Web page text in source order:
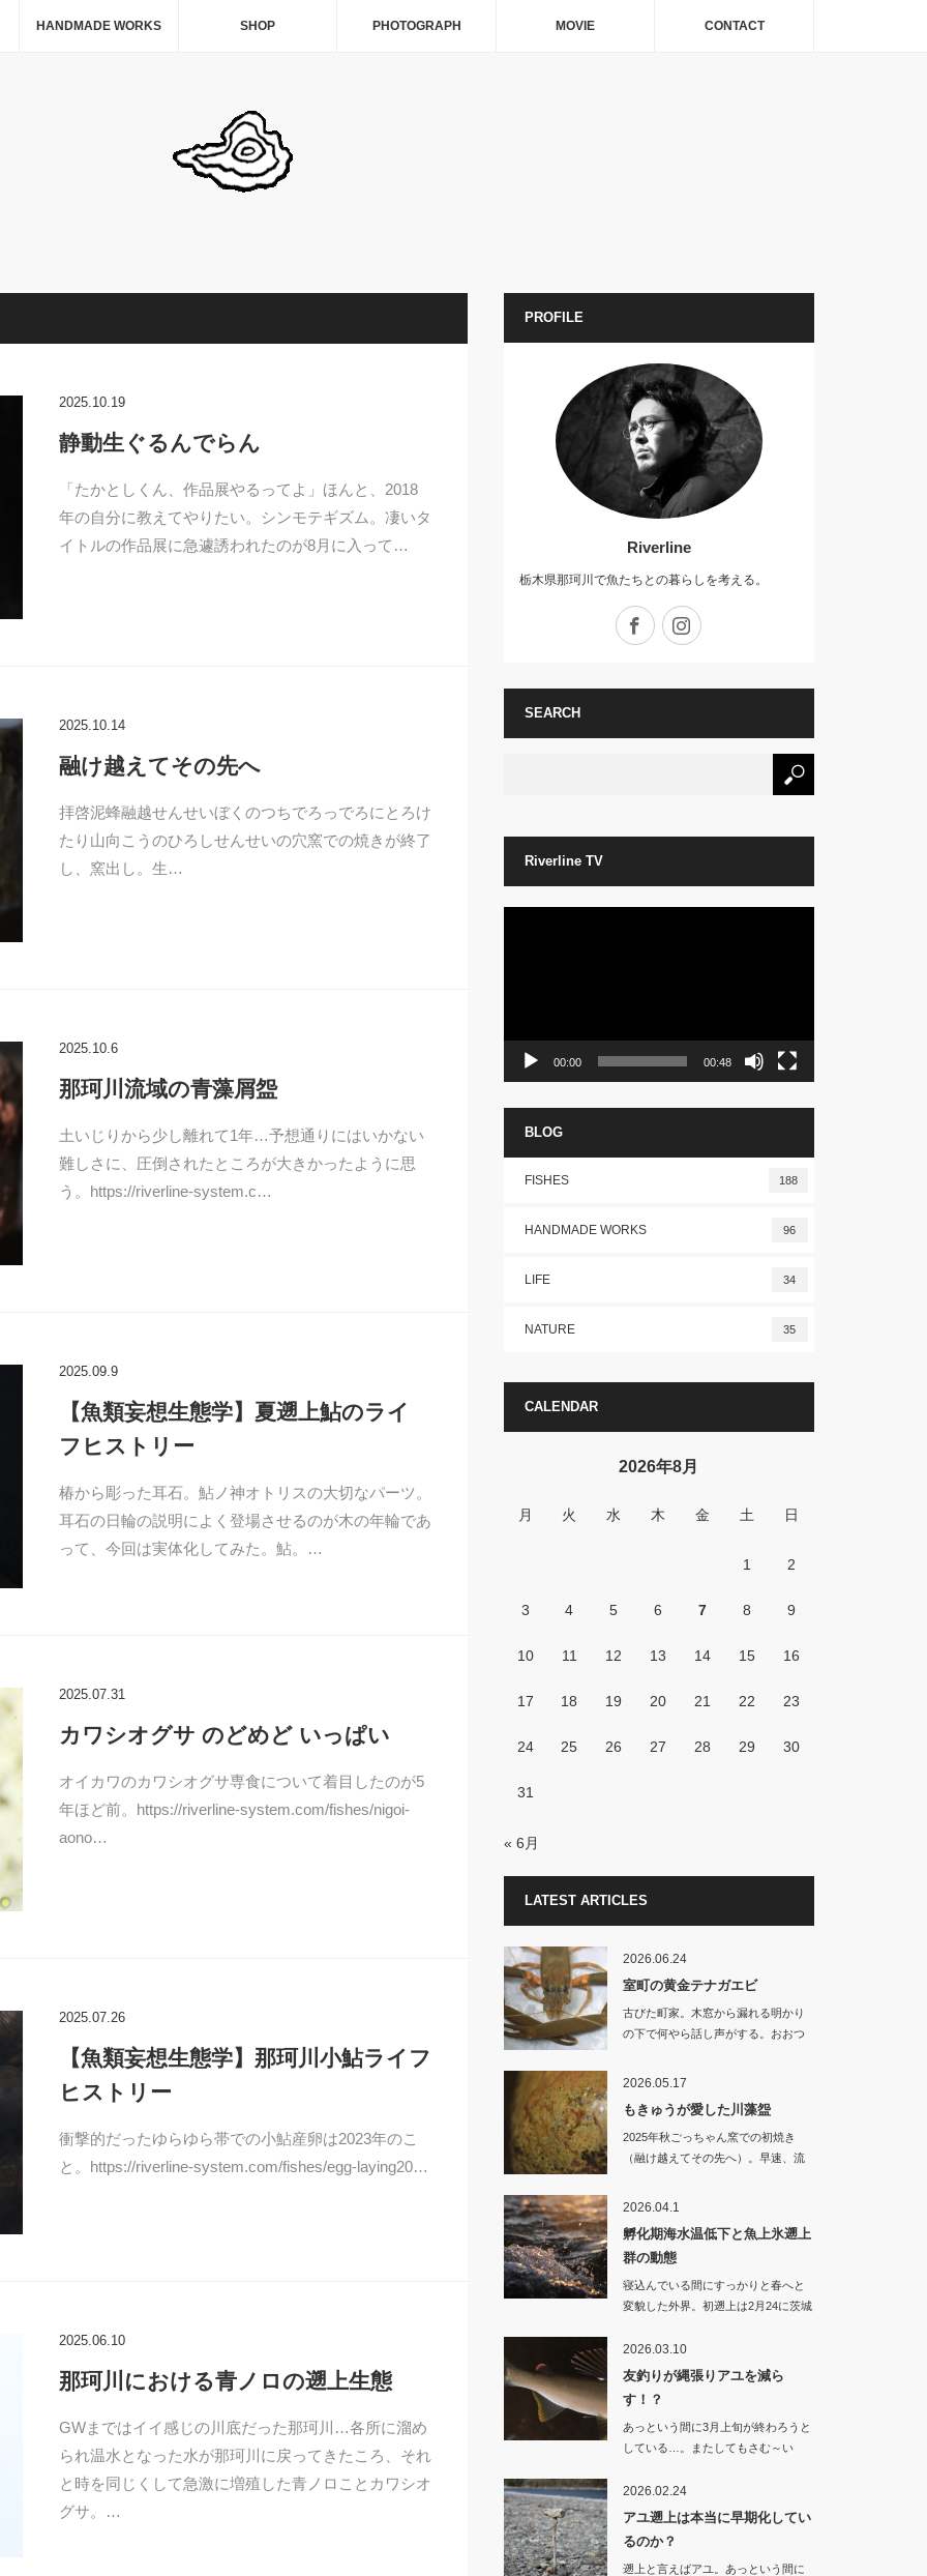
HANDMADE WORKS SHOP PHOTOGRAPH MOVIE CONTACT
2025.10.19
静動生ぐるんでらん
「たかとしくん、作品展やるってよ」ほんと、2018
年の自分に教えてやりたい。シンモテギズム。凄いタ
イトルの作品展に急遽誘われたのが8月に入って…
2025.10.14
融け越えてその先へ
拝啓泥蜂融越せんせいぼくのつちでろっでろにとろけ
たり山向こうのひろしせんせいの穴窯での焼きが終了
し、窯出し。生…
2025.10.6
那珂川流域の青藻屑盌
土いじりから少し離れて1年…予想通りにはいかない
難しさに、圧倒されたところが大きかったように思
う。https://riverline-system.c…
2025.09.9
【魚類妄想生態学】夏遡上鮎のライ
フヒストリー
椿から彫った耳石。鮎ノ神オトリスの大切なパーツ。
耳石の日輪の説明によく登場させるのが木の年輪であ
って、今回は実体化してみた。鮎。…
2025.07.31
カワシオグサ のどめど いっぱい
オイカワのカワシオグサ専食について着目したのが5
年ほど前。https://riverline-system.com/fishes/nigoi-
aono…
2025.07.26
【魚類妄想生態学】那珂川小鮎ライフ
ヒストリー
衝撃的だったゆらゆら帯での小鮎産卵は2023年のこ
と。https://riverline-system.com/fishes/egg-laying20…
2025.06.10
那珂川における青ノロの遡上生態
GWまではイイ感じの川底だった那珂川…各所に溜め
られ温水となった水が那珂川に戻ってきたころ、それ
と時を同じくして急激に増殖した青ノロことカワシオ
グサ。…
PROFILE
Riverline
栃木県那珂川で魚たちとの暮らしを考える。
Facebook
SEARCH
Riverline TV
00:00 00:48
BLOG
FISHES 188
HANDMADE WORKS 96
LIFE 34
NATURE 35
CALENDAR
2026年8月
月 火 水 木 金 土 日
1 2
3 4 5 6 7 8 9
10 11 12 13 14 15 16
17 18 19 20 21 22 23
24 25 26 27 28 29 30
31
« 6月
LATEST ARTICLES
2026.06.24
室町の黄金テナガエビ
古びた町家。木窓から漏れる明かり
の下で何やら話し声がする。おおつ
2026.05.17
もきゅうが愛した川藻盌
2025年秋ごっちゃん窯での初焼き
（融け越えてその先へ）。早速、流
2026.04.1
孵化期海水温低下と魚上氷遡上
群の動態
寝込んでいる間にすっかりと春へと
変貌した外界。初遡上は2月24に茨城
2026.03.10
友釣りが縄張りアユを減ら
す！？
あっという間に3月上旬が終わろうと
している…。またしてもさむ～い
2026.02.24
アユ遡上は本当に早期化してい
るのか？
遡上と言えばアユ。あっという間に